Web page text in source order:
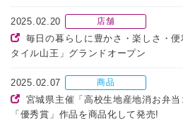
2025.02.20 店舗
毎日の暮らしに豊かさ・楽しさ・
タイル山王」グランドオープン
2025.02.07 商品
宮城県主催「高校生地産地消お弁
「優秀賞」作品を商品化して発売!